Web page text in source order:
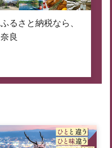
ふるさと納税なら、
奈良